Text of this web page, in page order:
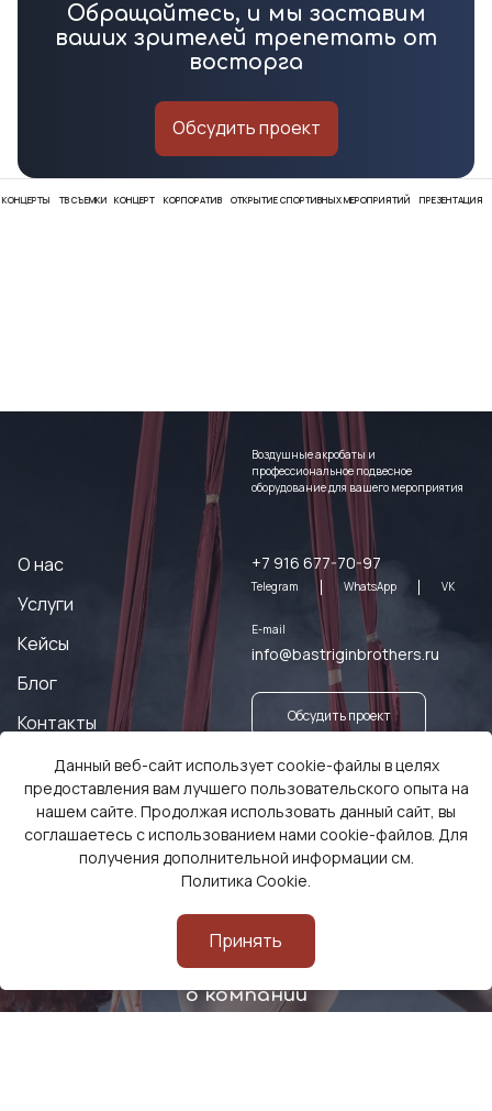
Обращайтесь, и мы заставим
ваших зрителей трепетать от
восторга
Обсудить проект
СЪЕМКИ КОНЦЕРТ КОРПОРАТИВ ОТКРЫТИЕ СПОРТИВНЫХ МЕРОПРИЯТИЙ ПРЕЗЕНТАЦИЯ ОТКРЫТИЕ
Воздушные акробаты и
профессиональное подвесное
оборудование для вашего мероприятия
О нас
Услуги
Кейсы
Блог
Контакты
+7 916 677-70-97
Telegram WhatsApp VK
E-mail
info@bastriginbrothers.ru
Обсудить проект
Заказать оборудование
Смотреть видео
о компании
Данный веб-сайт использует cookie-файлы в целях
предоставления вам лучшего пользовательского опыта на
нашем сайте. Продолжая использовать данный сайт, вы
соглашаетесь с использованием нами cookie-файлов. Для
получения дополнительной информации см.
Политика Cookie.
Принять